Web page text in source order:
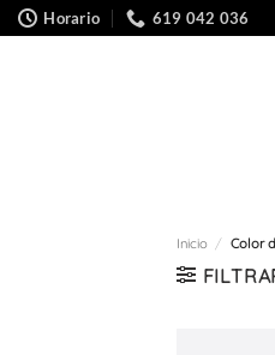
Saltar
al
Horario 619 042 036
Inicio / Color